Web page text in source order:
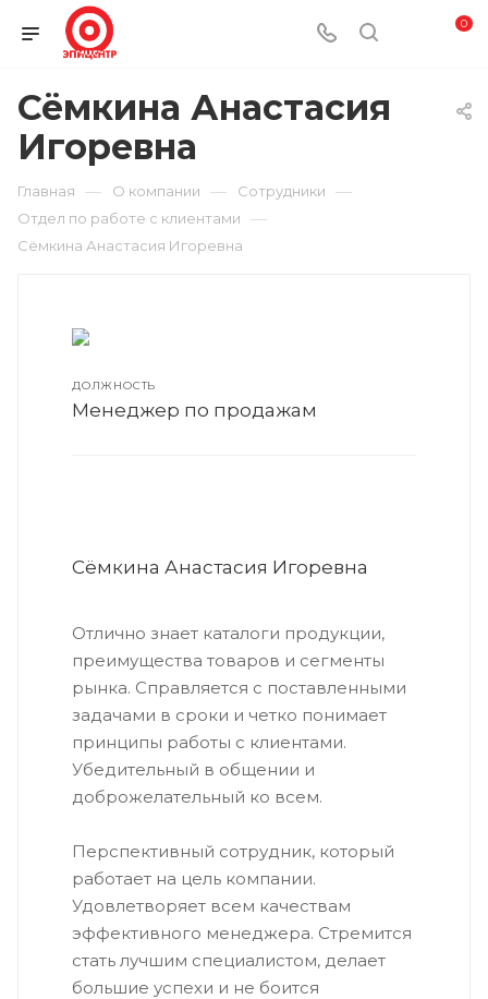
0
Сёмкина Анастасия
Игоревна
Главная — О компании — Сотрудники —
Отдел по работе с клиентами —
Сёмкина Анастасия Игоревна
ДОЛЖНОСТЬ
Менеджер по продажам
Сёмкина Анастасия Игоревна
Отлично знает каталоги продукции,
преимущества товаров и сегменты
рынка. Справляется с поставленными
задачами в сроки и четко понимает
принципы работы с клиентами.
Убедительный в общении и
доброжелательный ко всем.
Перспективный сотрудник, который
работает на цель компании.
Удовлетворяет всем качествам
эффективного менеджера. Стремится
стать лучшим специалистом, делает
большие успехи и не боится